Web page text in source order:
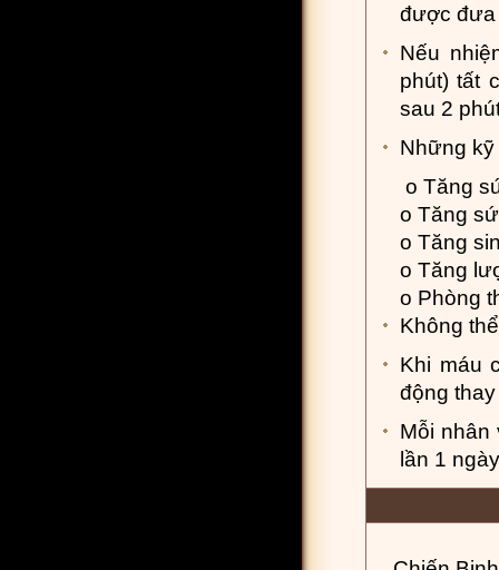
được đưa
Nếu
phút) tất
sau 2
Những
o Tăng
o Tăng
o Tăng
o Tăng
o Phòng
Không
Khi máu
động
Mỗi nhân
lần 1 ngày